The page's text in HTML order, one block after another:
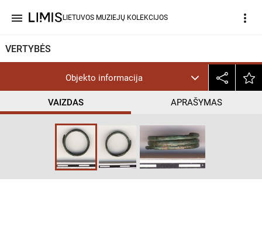
menu LIETUVOS MUZIEJŲ KOLEKCIJOS more_vert
VERTYBĖS
Objekto informacija
VAIZDAS APRAŠYMAS